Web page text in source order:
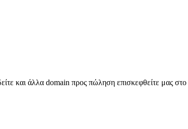
και άλλα domain προς πώληση επισκεφθείτε μας στο